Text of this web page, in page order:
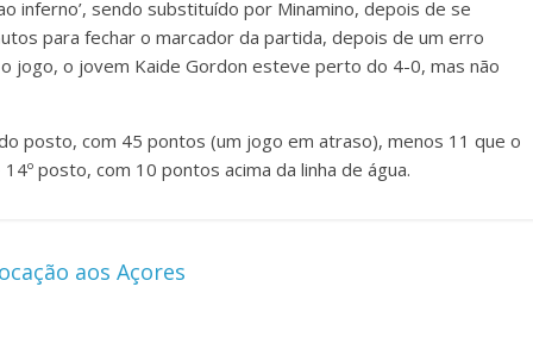
inferno’, sendo substituído por Minamino, depois de se
para fechar o marcador da partida, depois de um erro
jogo, o jovem Kaide Gordon esteve perto do 4-0, mas não
posto, com 45 pontos (um jogo em atraso), menos 11 que o
posto, com 10 pontos acima da linha de água.
aos Açores